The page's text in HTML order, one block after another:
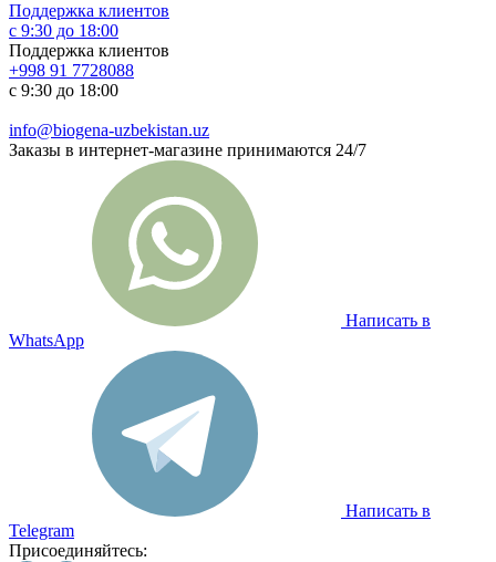
Поддержка клиентов
с 9:30 до 18:00
Поддержка клиентов
+998 91 7728088
с 9:30 до 18:00
info@biogena-uzbekistan.uz
Заказы в интернет-магазине принимаются 24/7
Написать в
WhatsApp
Написать в
Telegram
Присоединяйтесь: